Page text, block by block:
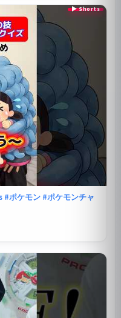
#ポケモン #ポケモンチャ